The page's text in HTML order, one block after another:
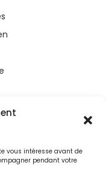
vous intéresse avant de
pendant votre
l’Union
L’Europe